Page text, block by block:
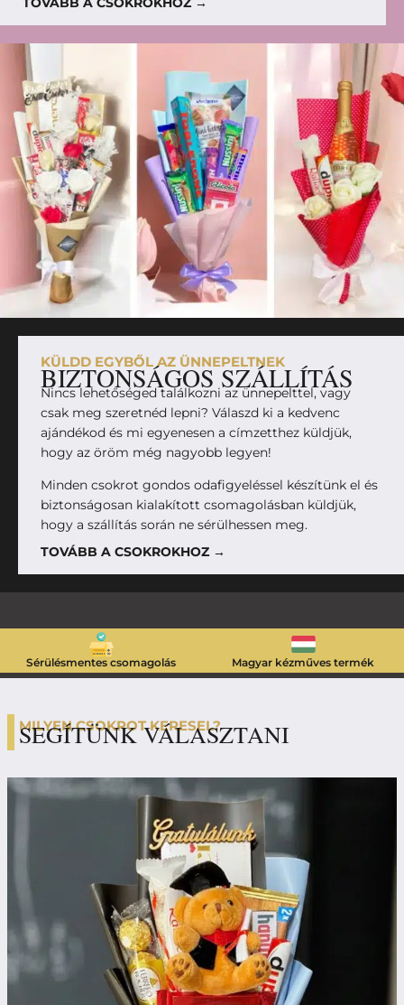
KÜLDD EGYBŐL AZ ÜNNEPELTNEK
BIZTONSÁGOS SZÁLLÍTÁS
Nincs lehetőséged találkozni az ünnepelttel, vagy
csak meg szeretnéd lepni? Válaszd ki a kedvenc
ajándékod és mi egyenesen a címzetthez küldjük,
hogy az öröm még nagyobb legyen!
Minden csokrot gondos odafigyeléssel készítünk el és
biztonságosan kialakított csomagolásban küldjük,
hogy a szállítás során ne sérülhessen meg.
TOVÁBB A CSOKROKHOZ →
Sérülésmentes csomagolás Magyar kézműves termék
MILYEN CSOKROT KERESEL?
SEGÍTÜNK VÁLASZTANI